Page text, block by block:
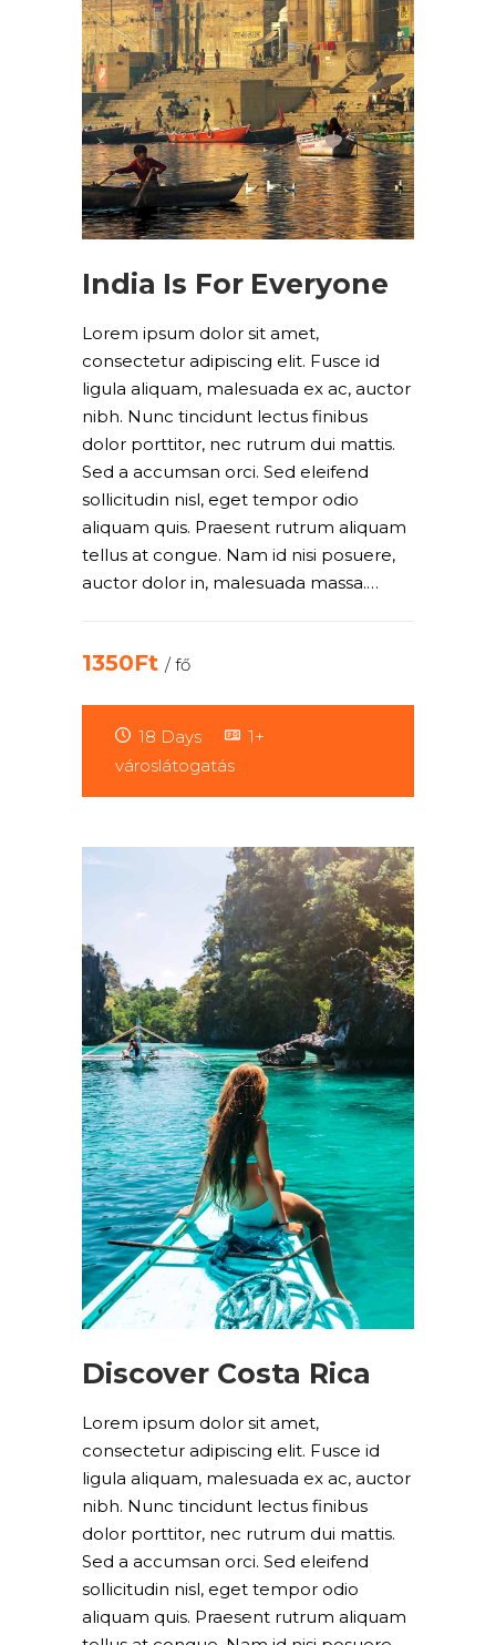
India Is For Everyone
Lorem ipsum dolor sit amet,
consectetur adipiscing elit. Fusce id
ligula aliquam, malesuada ex ac, auctor
nibh. Nunc tincidunt lectus finibus
dolor porttitor, nec rutrum dui mattis.
Sed a accumsan orci. Sed eleifend
sollicitudin nisl, eget tempor odio
aliquam quis. Praesent rutrum aliquam
tellus at congue. Nam id nisi posuere,
auctor dolor in, malesuada massa.…
1350Ft / fő
18 Days
1+
városlátogatás
Discover Costa Rica
Lorem ipsum dolor sit amet,
consectetur adipiscing elit. Fusce id
ligula aliquam, malesuada ex ac, auctor
nibh. Nunc tincidunt lectus finibus
dolor porttitor, nec rutrum dui mattis.
Sed a accumsan orci. Sed eleifend
sollicitudin nisl, eget tempor odio
aliquam quis. Praesent rutrum aliquam